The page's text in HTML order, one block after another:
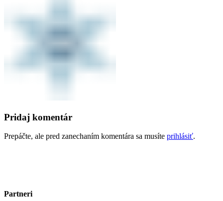
Pridaj komentár
Prepáčte, ale pred zanechaním komentára sa musíte prihlásiť.
Partneri